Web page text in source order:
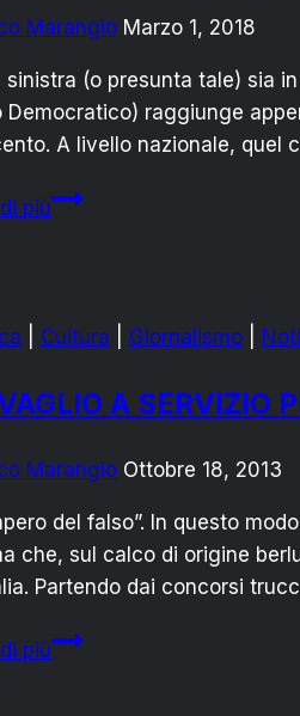
Marangio Marzo 1, 2018
sinistra (o presunta tale) sia
Democratico) raggiunge
A livello nazionale, quel
piùPuglia,
della
sinistra,
o
presunta
Cultura Giornalismo
A SERVIZIO
Marangio Ottobre 18, 2013
del falso”. In questo
che, sul calco di origine
Partendo dai concorsi
piùTRAVAGLIO